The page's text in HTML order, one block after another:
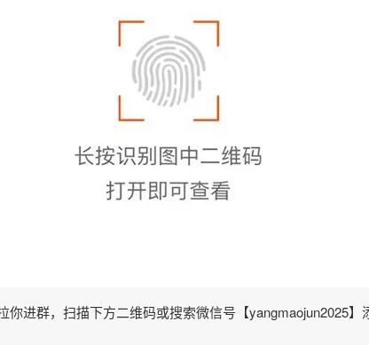
进群，扫描下方二维码或搜索微信号【yangmaojun2025】